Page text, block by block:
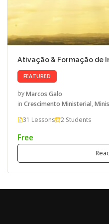
Ativação & Formação de
FEATURED
byMarcos Galo
in Crescimento Ministerial,
31 Lessons
2 Students
Free